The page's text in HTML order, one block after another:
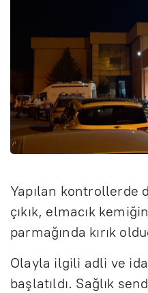
Yapılan kontrollerde
çıkık, elmacık
parmağında kırık
Olayla ilgili adli ve
başlatıldı. Sağlık